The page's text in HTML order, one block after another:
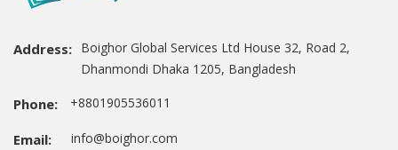
Address: Boighor Global Services Ltd House 32, Road 2,
Dhanmondi Dhaka 1205, Bangladesh
Phone: +8801905536011
Email: info@boighor.com